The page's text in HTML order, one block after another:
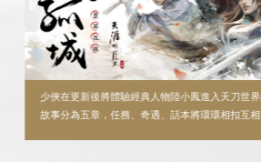
少俠在更新後將體驗經典人物陸小鳳進入天刀世
故事分為五章，任務、奇遇、話本將環環相扣互